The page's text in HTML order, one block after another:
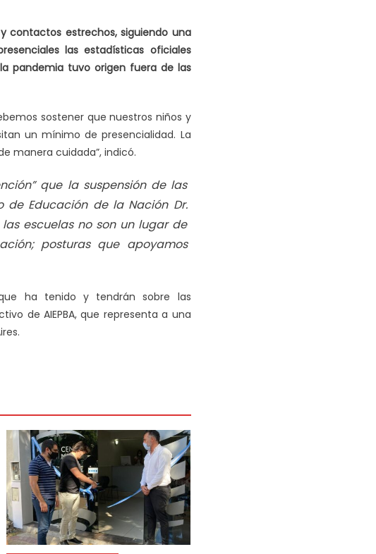
contactos estrechos, siguiendo una
las estadísticas oficiales
pandemia tuvo origen fuera de las
sostener que nuestros niños y
un mínimo de presencialidad. La
manera cuidada”, indicó.
que la suspensión de las
de Educación de la Nación Dr.
escuelas no son un lugar de
posturas que apoyamos
ha tenido y tendrán sobre las
de AIEPBA, que representa a una